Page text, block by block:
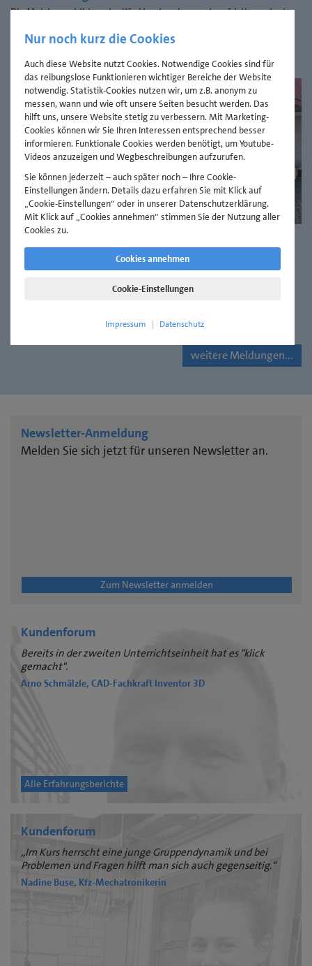
Die Meisterausbildung im Kfz-Handwerk muss langfristig geplant
mehr lesen
Assistenten Personalwesen (HWK)
Kursstart zum Thema "Entgeltwissen"
des Assistenten Personalwesen (HWK) beginnen.
weitere Meldungen...
Newsletter-Anmeldung
Melden Sie sich jetzt für unseren Newsletter an.
Zum Newsletter anmelden
Kundenforum
Bereits in der zweiten Unterrichtseinheit hat es "klick
gemacht".
Arno Schmälzle, CAD-Fachkraft Inventor 3D
Alle Erfahrungsberichte
Kundenforum
„Im Kurs herrscht eine junge Gruppendynamik und bei
Problemen und Fragen hilft man sich auch gegenseitig.“
Nadine Buse, Kfz-Mechatronikerin
Nur noch kurz die Cookies
Auch diese Website nutzt Cookies. Notwendige Cookies sind für
das reibungslose Funktionieren wichtiger Bereiche der Website
notwendig. Statistik-Cookies nutzen wir, um z.B. anonym zu
messen, wann und wie oft unsere Seiten besucht werden. Das
hilft uns, unsere Website stetig zu verbessern. Mit Marketing-
Cookies können wir Sie Ihren Interessen entsprechend besser
informieren. Funktionale Cookies werden benötigt, um Youtube-
Videos anzuzeigen und Wegbeschreibungen aufzurufen.
Sie können jederzeit – auch später noch – Ihre Cookie-
Einstellungen ändern. Details dazu erfahren Sie mit Klick auf
„Cookie-Einstellungen“ oder in unserer Datenschutzerklärung.
Mit Klick auf „Cookies annehmen“ stimmen Sie der Nutzung aller
Cookies zu.
Cookies annehmen
Cookie-Einstellungen
Impressum | Datenschutz